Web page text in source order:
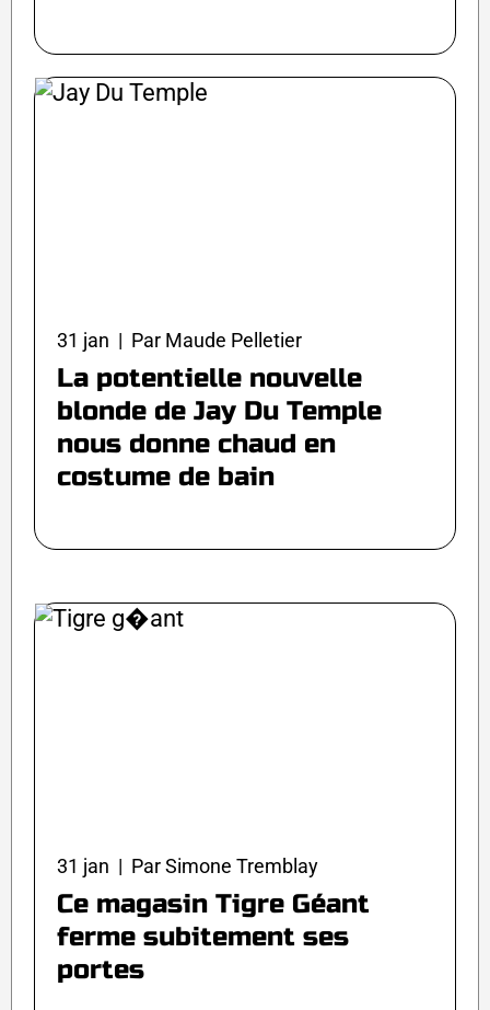
31 jan | Par Maude Pelletier
La potentielle nouvelle
blonde de Jay Du Temple
nous donne chaud en
costume de bain
31 jan | Par Simone Tremblay
Ce magasin Tigre Géant
ferme subitement ses
portes